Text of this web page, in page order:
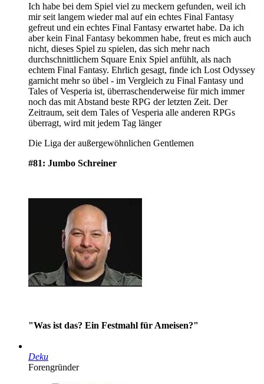
Ich habe bei dem Spiel viel zu meckern gefunden, weil ich
mir seit langem wieder mal auf ein echtes Final Fantasy
gefreut und ein echtes Final Fantasy erwartet habe. Da ich
aber kein Final Fantasy bekommen habe, freut es mich auch
nicht, dieses Spiel zu spielen, das sich mehr nach
durchschnittlichem Square Enix Spiel anfühlt, als nach
echtem Final Fantasy. Ehrlich gesagt, finde ich Lost Odyssey
garnicht mehr so übel - im Vergleich zu Final Fantasy und
Tales of Vesperia ist, überraschenderweise für mich immer
noch das mit Abstand beste RPG der letzten Zeit. Der
Zeitraum, seit dem Tales of Vesperia alle anderen RPGs
überragt, wird mit jedem Tag länger
Die Liga der außergewöhnlichen Gentlemen
#81: Jumbo Schreiner
"Was ist das? Ein Festmahl für Ameisen?"
Deku
Forengründer